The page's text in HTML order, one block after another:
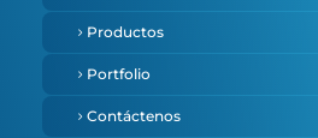
Productos
Portfolio
Contáctenos